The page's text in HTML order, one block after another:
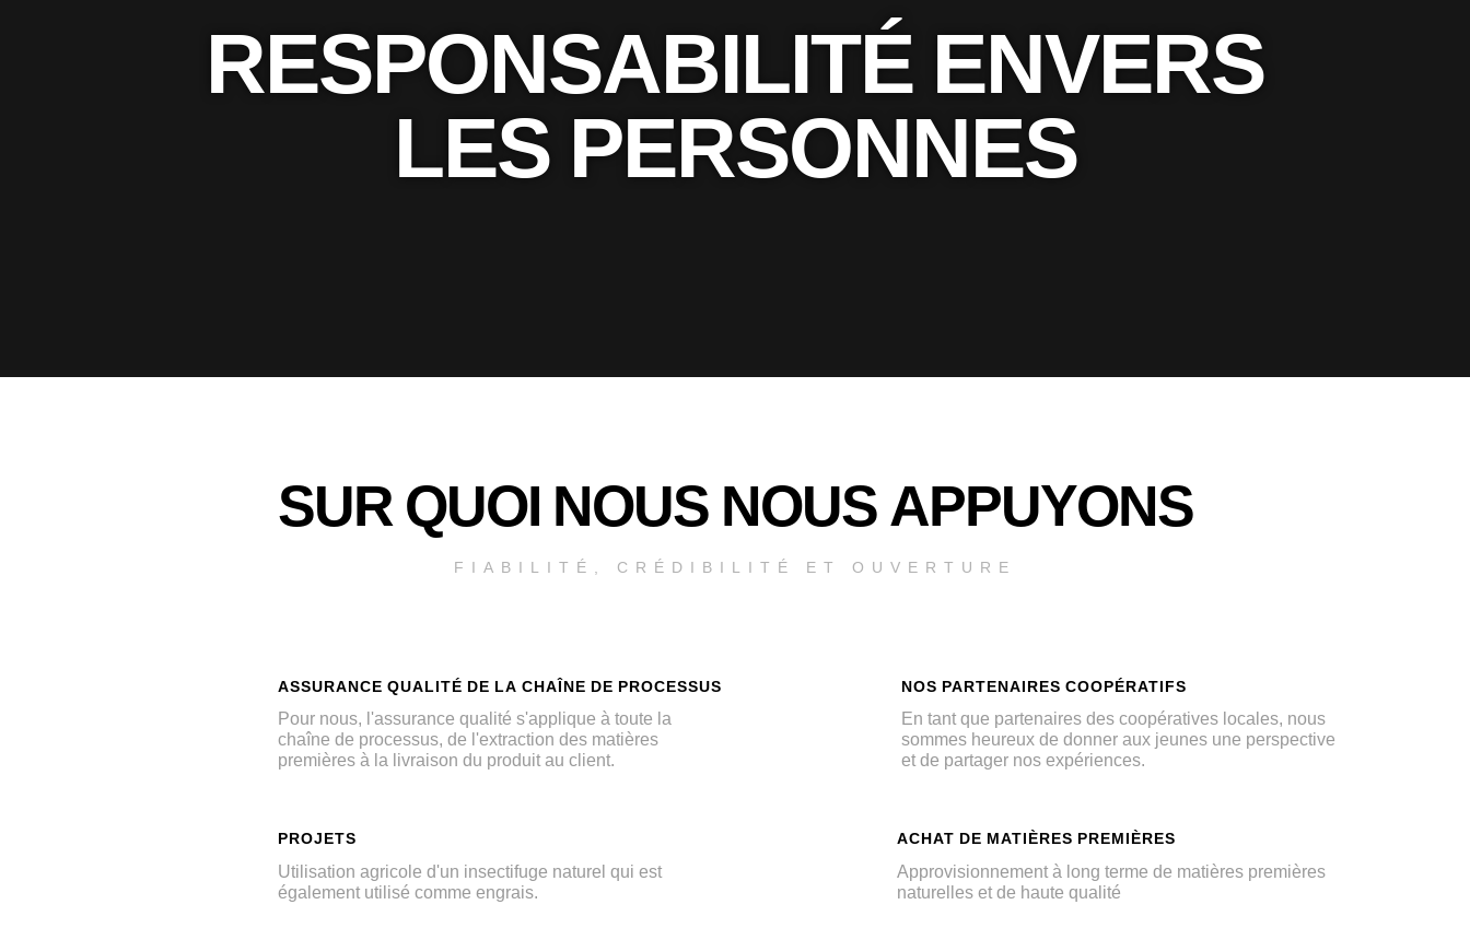
RESPONSABILITÉ ENVERS
LES PERSONNES
SUR QUOI NOUS NOUS APPUYONS
FIABILITÉ, CRÉDIBILITÉ ET OUVERTURE
ASSURANCE QUALITÉ DE LA CHAÎNE DE PROCESSUS
Pour nous, l'assurance qualité s'applique à toute la
chaîne de processus, de l'extraction des matières
premières à la livraison du produit au client.
NOS PARTENAIRES COOPÉRATIFS
En tant que partenaires des coopératives locales, nous
sommes heureux de donner aux jeunes une perspective
et de partager nos expériences.
PROJETS
Utilisation agricole d'un insectifuge naturel qui est
également utilisé comme engrais.
ACHAT DE MATIÈRES PREMIÈRES
Approvisionnement à long terme de matières premières
naturelles et de haute qualité